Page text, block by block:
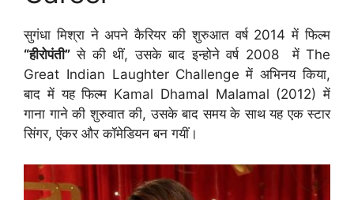
सुगंधा मिश्रा ने अपने कैरियर की शुरुआत वर्ष 2014 में फिल्म
“हीरोपंती” से की थीं, उसके बाद इन्होने वर्ष 2008 में The
Great Indian Laughter Challenge में अभिनय किया,
बाद में यह फिल्म Kamal Dhamal Malamal (2012) में
गाना गाने की शुरुवात की, उसके बाद समय के साथ यह एक स्टार
सिंगर, एंकर और कॉमेडियन बन गयीं।